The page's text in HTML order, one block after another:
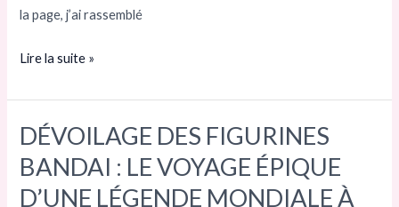
la page, j’ai rassemblé
jour
plus
de
2025
ne
pas
Lire la suite »
DÉVOILAGE DES FIGURINES
BANDAI : LE VOYAGE ÉPIQUE
D’UNE LÉGENDE MONDIALE À
DÉVOILAGE
DES
FIGURINES
BANDAI :